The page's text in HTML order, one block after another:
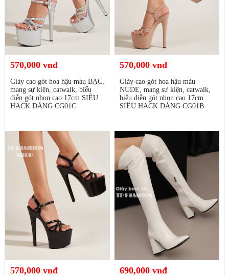
570,000 vnđ
Giày cao gót hoa hậu màu BẠC,
mang sự kiện, catwalk, biểu
diễn gót nhọn cao 17cm SIÊU
HACK DÁNG CG01C
570,000 vnđ
Giày cao gót hoa hậu màu
NUDE, mang sự kiện, catwalk,
biểu diễn gót nhọn cao 17cm
SIÊU HACK DÁNG CG01B
570,000 vnđ 690,000 vnđ